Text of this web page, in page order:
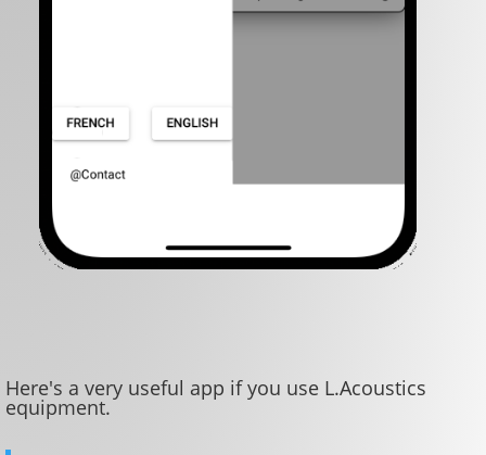
Here's a very useful app if you use L.Acoustics
equipment.